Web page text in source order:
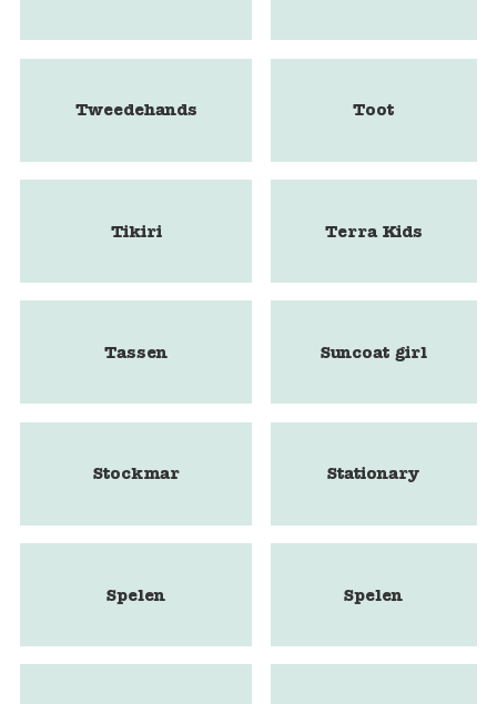
Tweedehands Toot
Tikiri Terra Kids
Tassen Suncoat girl
Stockmar Stationary
Spelen Spelen